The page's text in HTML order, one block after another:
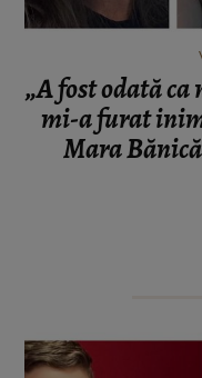
„A fost odată
mi-a furat
Mara